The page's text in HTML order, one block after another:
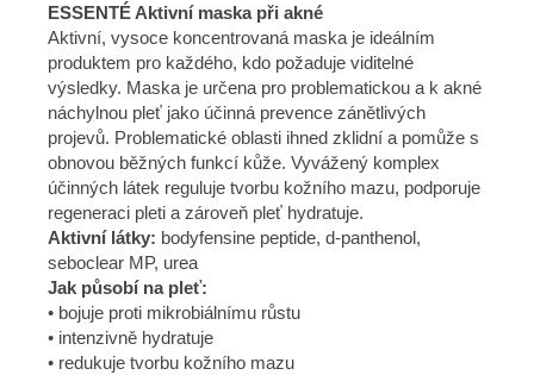
ESSENTÉ Aktivní maska při akné
Aktivní, vysoce koncentrovaná maska je ideálním
produktem pro každého, kdo požaduje viditelné
výsledky. Maska je určena pro problematickou a k akné
náchylnou pleť jako účinná prevence zánětlivých
projevů. Problematické oblasti ihned zklidní a pomůže s
obnovou běžných funkcí kůže. Vyvážený komplex
účinných látek reguluje tvorbu kožního mazu, podporuje
regeneraci pleti a zároveň pleť hydratuje.
Aktivní látky: bodyfensine peptide, d-panthenol,
seboclear MP, urea
Jak působí na pleť:
• bojuje proti mikrobiálnímu růstu
• intenzivně hydratuje
• redukuje tvorbu kožního mazu